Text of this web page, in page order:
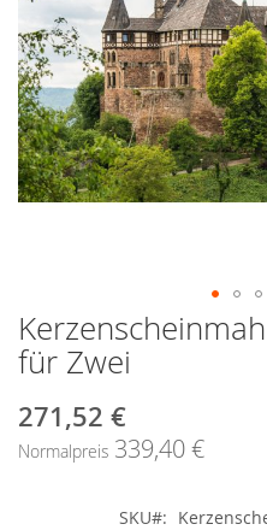
für Zwei
271,52 €
Normalpreis 339,40 €
SKU
Zum
Anfang
der
springen